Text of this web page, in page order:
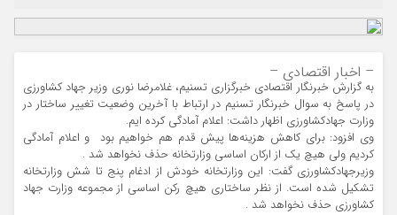
– اخبار اقتصادی –
به گزارش خبرنگار اقتصادی خبرگزاری تسنیم، غلامرضا نوری وزیر جهاد کشاورزی
در پاسخ به سوال خبرنگار تسنیم در ارتباط با آخرین وضعیت تغییر ساختار در
وزارت جهادکشاورزی اظهار داشت: اعلام آمادگی کرده ایم.
وی افزود: برای کاهش هزینه‌ها پیش قدم هم خواهیم بود و اعلام آمادگی
کردیم ولی هیچ یک از ارکان اساسی وزارتخانه حذف نخواهد شد .
وزیرجهادکشاورزی گفت: این وزارتخانه خودش از ادغام پنج تا شش وزارتخانه
تشکیل شده است. از نظر ساختاری هیچ رکن اساسی از مجموعه وزارت جهاد
کشاورزی حذف نخواهد شد .